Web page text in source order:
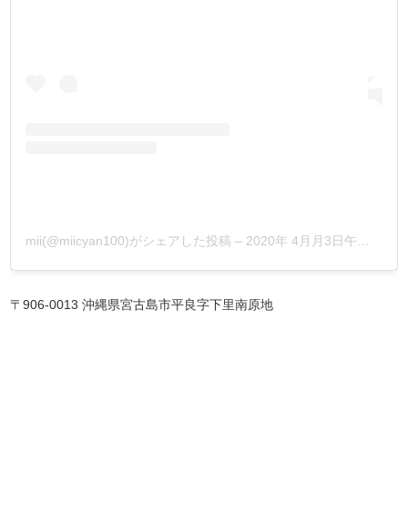
mii(@miicyan100)がシェアした投稿 – 2020年 4月月3日午前4時10分PDT
〒906-0013 沖縄県宮古島市平良字下里南原地